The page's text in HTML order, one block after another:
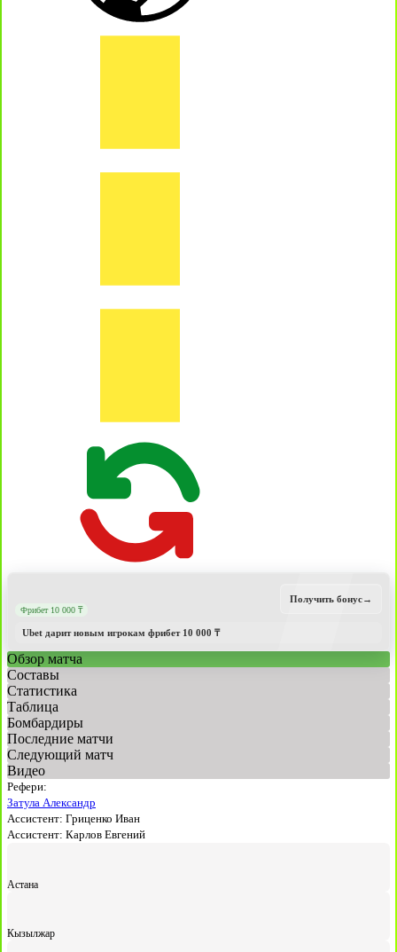
Фрибет 10 000 ₸
Ubet дарит новым игрокам фрибет 10 000 ₸
Получить бонус→
Обзор матча
Составы
Статистика
Таблица
Бомбардиры
Последние матчи
Следующий матч
Видео
Рефери:
Затула Александр
Ассистент: Гриценко Иван
Ассистент: Карлов Евгений
Астана
Кызылжар